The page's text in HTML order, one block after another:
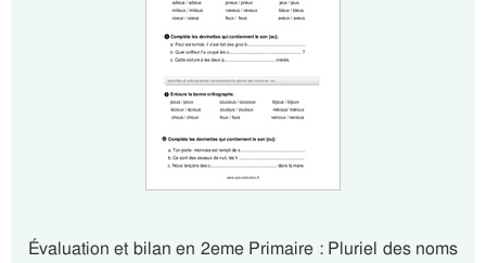
Évaluation et bilan en 2eme Primaire : Pluriel des noms